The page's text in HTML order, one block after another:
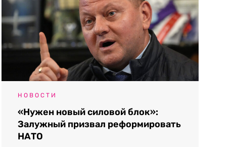
НОВОСТИ
«Нужен новый силовой блок»:
Залужный призвал реформировать
НАТО